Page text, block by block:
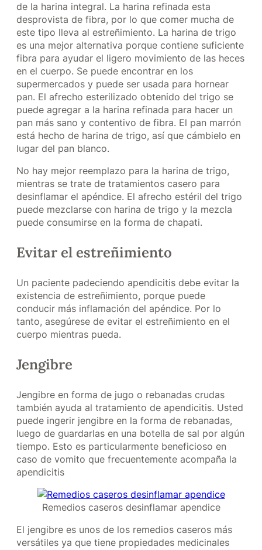
de la harina integral. La harina refinada esta
desprovista de fibra, por lo que comer mucha de
este tipo lleva al estreñimiento. La harina de trigo
es una mejor alternativa porque contiene suficiente
fibra para ayudar el ligero movimiento de las heces
en el cuerpo. Se puede encontrar en los
supermercados y puede ser usada para hornear
pan. El afrecho esterilizado obtenido del trigo se
puede agregar a la harina refinada para hacer un
pan más sano y contentivo de fibra. El pan marrón
está hecho de harina de trigo, así que cámbielo en
lugar del pan blanco.
No hay mejor reemplazo para la harina de trigo,
mientras se trate de tratamientos casero para
desinflamar el apéndice. El afrecho estéril del trigo
puede mezclarse con harina de trigo y la mezcla
puede consumirse en la forma de chapati.
Evitar el estreñimiento
Un paciente padeciendo apendicitis debe evitar la
existencia de estreñimiento, porque puede
conducir más inflamación del apéndice. Por lo
tanto, asegúrese de evitar el estreñimiento en el
cuerpo mientras pueda.
Jengibre
Jengibre en forma de jugo o rebanadas crudas
también ayuda al tratamiento de apendicitis. Usted
puede ingerir jengibre en la forma de rebanadas,
luego de guardarlas en una botella de sal por algún
tiempo. Esto es particularmente beneficioso en
caso de vomito que frecuentemente acompaña la
apendicitis
Remedios caseros desinflamar apendice
El jengibre es unos de los remedios caseros más
versátiles ya que tiene propiedades medicinales